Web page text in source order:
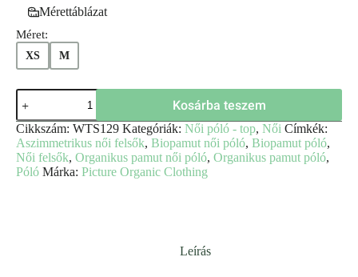
Mérettáblázat
Méret:
XS M
Kosárba teszem
Cikkszám: WTS129 Kategóriák: Női póló - top, Női Címkék:
Aszimmetrikus női felsők, Biopamut női póló, Biopamut póló,
Női felsők, Organikus pamut női póló, Organikus pamut póló,
Póló Márka: Picture Organic Clothing
Leírás